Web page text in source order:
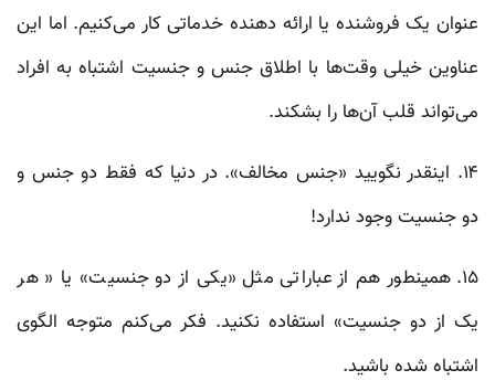
عنوان یک فروشنده یا ارائه دهنده خدماتی کار می‌کنیم. اما این
عناوین خیلی وقت‌ها با اطلاق جنس و جنسیت اشتباه به افراد
می‌تواند قلب آن‌ها را بشکند.
۱۴. اینقدر نگویید «جنس مخالف». در دنیا که فقط دو جنس و
دو جنسیت وجود ندارد!
۱۵. همینطور هم از عباراتی مثل «یکی از دو جنسیت» یا « هر
یک از دو جنسیت» استفاده نکنید. فکر می‌کنم متوجه الگوی
اشتباه شده باشید.